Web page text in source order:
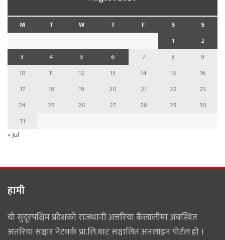
M T W T F S
S
1
2
3
4 5 6 7 8
9
10
11 12 13 14 15
16
17
18 19 20 21 22
23
24
25 26 27 28 29
30
31
« Jul
हामी
यो सुदूरपश्चिम प्रदेशको राजधानी अत्तरिया कैलालीमा अवस्थित
अत्तरिया सञ्चार नेटवर्क प्रा.लि.बाट सञ्चालित अनलाइन पोर्टल हो ।